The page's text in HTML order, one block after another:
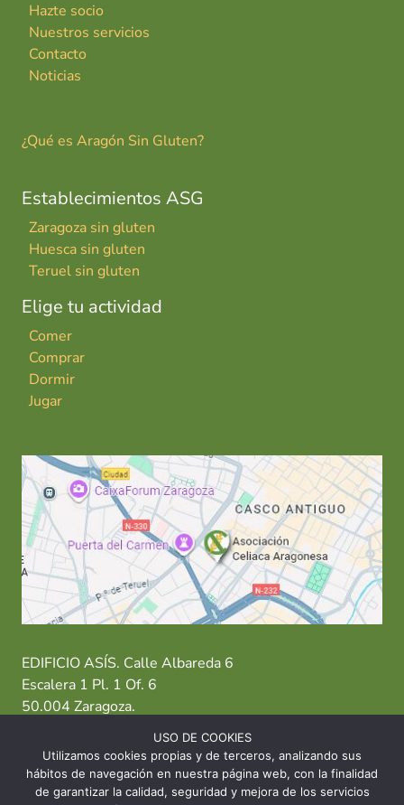
Hazte socio
Nuestros servicios
Contacto
Noticias
¿Qué es Aragón Sin Gluten?
Establecimientos ASG
Zaragoza sin gluten
Huesca sin gluten
Teruel sin gluten
Elige tu actividad
Comer
Comprar
Dormir
Jugar
EDIFICIO ASÍS. Calle Albareda 6
Escalera 1 Pl. 1 Of. 6
50.004 Zaragoza.
T: 976 484 949 M: 635 638 563
Sede Zaragoza·Sede Huesca· Sede Teruel
USO DE COOKIES
Utilizamos cookies propias y de terceros, analizando sus
hábitos de navegación en nuestra página web, con la finalidad
de garantizar la calidad, seguridad y mejora de los servicios